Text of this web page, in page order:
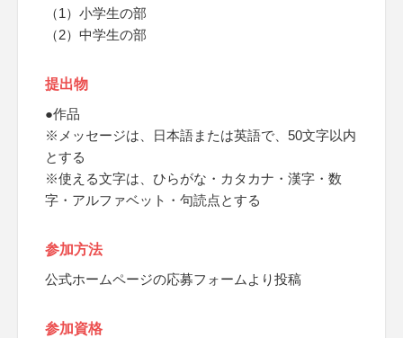
（1）小学生の部
（2）中学生の部
提出物
●作品
※メッセージは、日本語または英語で、50文字以内
とする
※使える文字は、ひらがな・カタカナ・漢字・数
字・アルファベット・句読点とする
参加方法
公式ホームページの応募フォームより投稿
参加資格